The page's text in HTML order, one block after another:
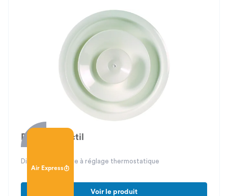
Air Express
DAU 03 Réactil
Diffuseur circulaire à réglage thermostatique
Voir le produit